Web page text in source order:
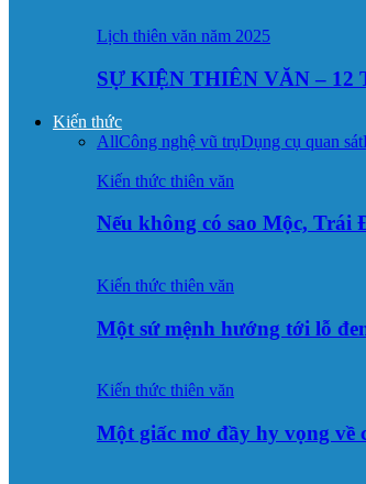
Lịch thiên văn năm 2025
SỰ KIỆN THIÊN VĂN – 12
Kiến thức
AllCông nghệ vũ trụDụng cụ quan sát
Kiến thức thiên văn
Nếu không có sao Mộc,
Kiến thức thiên văn
Một sứ mệnh hướng tới lỗ
Kiến thức thiên văn
Một giấc mơ đầy hy vọng